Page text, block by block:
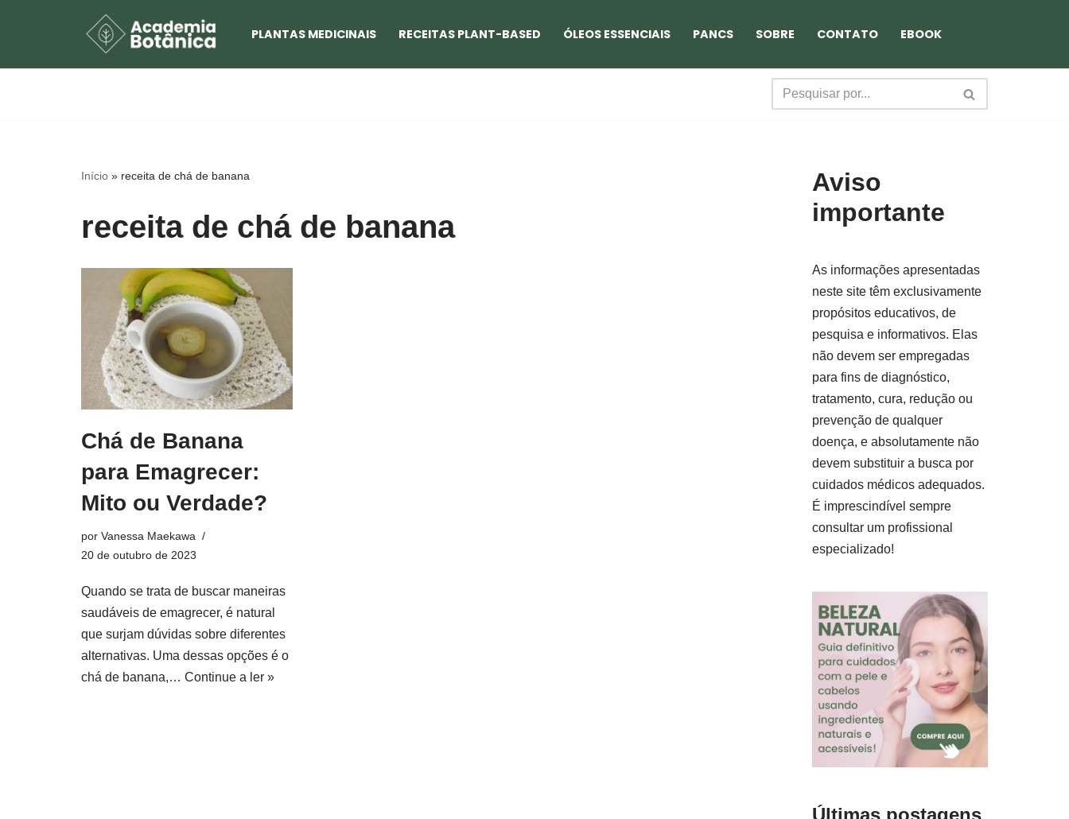
para
PLANTAS MEDICINAIS RECEITAS PLANT-BASED ÓLEOS ESSENCIAIS PANCS SOBRE CONTATO EBOOK
Início » receita de chá de banana
receita de chá de banana
Chá de Banana
para Emagrecer:
Mito ou Verdade?
por Vanessa Maekawa
20 de outubro de 2023
Quando se trata de buscar maneiras
saudáveis de emagrecer, é natural
que surjam dúvidas sobre diferentes
alternativas. Uma dessas opções é o
chá de banana,… Continue a ler »
Aviso
importante
As informações apresentadas
neste site têm exclusivamente
propósitos educativos, de
pesquisa e informativos. Elas
não devem ser empregadas
para fins de diagnóstico,
tratamento, cura, redução ou
prevenção de qualquer
doença, e absolutamente não
devem substituir a busca por
cuidados médicos adequados.
É imprescindível sempre
consultar um profissional
especializado!
Últimas postagens